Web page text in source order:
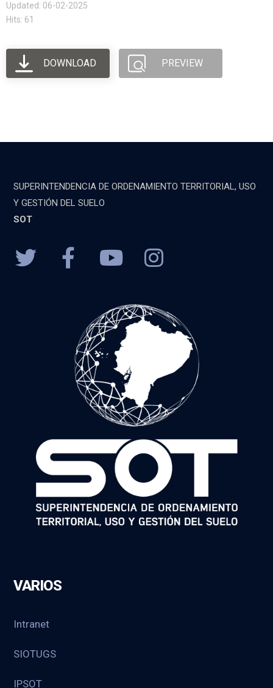
Updated: 06-02-2025
Hits: 61
DOWNLOAD PREVIEW
SUPERINTENDENCIA DE ORDENAMIENTO TERRITORIAL, USO
Y GESTIÓN DEL SUELO
SOT
VARIOS
Intranet
SIOTUGS
IPSOT